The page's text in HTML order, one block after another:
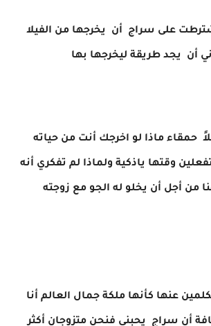
على سراج أن يخرجها من الفيلا
أن يجد طريقة ليخرجها بها
حمقاء ماذا لو اخرجك أنت من حياته
وقتها ياذكية ولماذا لم تفكري أنه
من أجل أن يخلو له الجو مع زوجته
عنها كأنها ملكة جمال العالم أنا
أن سراج يحبني فنحن متزوجان أكثر